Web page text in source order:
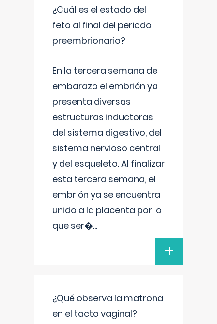
¿Cuál es el estado del
feto al final del periodo
preembrionario?
En la tercera semana de
embarazo el embrión ya
presenta diversas
estructuras inductoras
del sistema digestivo, del
sistema nervioso central
y del esqueleto. Al finalizar
esta tercera semana, el
embrión ya se encuentra
unido a la placenta por lo
que ser�...
+
¿Qué observa la matrona
en el tacto vaginal?